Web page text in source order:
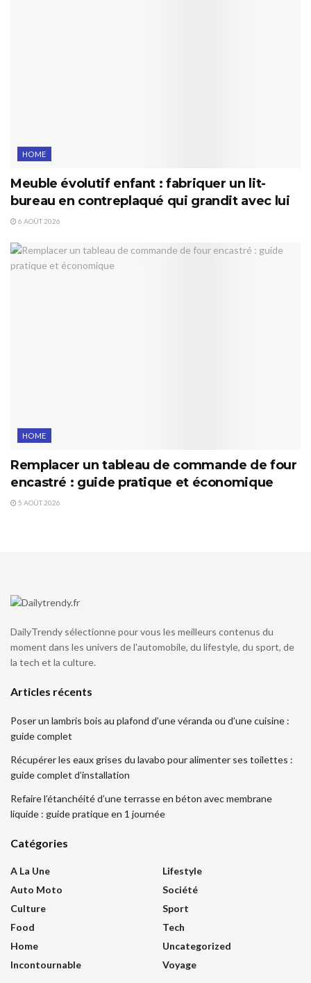
HOME
Meuble évolutif enfant : fabriquer un lit-
bureau en contreplaqué qui grandit avec lui
6 AOÛT 2026
HOME
Remplacer un tableau de commande de four
encastré : guide pratique et économique
5 AOÛT 2026
DailyTrendy sélectionne pour vous les meilleurs contenus du
moment dans les univers de l'automobile, du lifestyle, du sport, de
la tech et la culture.
Articles récents
Poser un lambris bois au plafond d’une véranda ou d’une cuisine :
guide complet
Récupérer les eaux grises du lavabo pour alimenter ses toilettes :
guide complet d’installation
Refaire l’étanchéité d’une terrasse en béton avec membrane
liquide : guide pratique en 1 journée
Catégories
A La Une
Auto Moto
Culture
Food
Home
Incontournable
Lifestyle
Société
Sport
Tech
Uncategorized
Voyage